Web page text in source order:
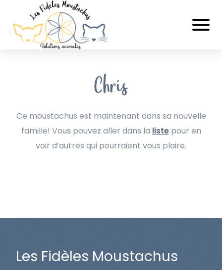
Chris
Ce moustachus est maintenant dans sa nouvelle
famille! Vous pouvez aller dans la listepour en
voir d’autres qui pourraient vous plaire.
Les Fidèles Moustachus